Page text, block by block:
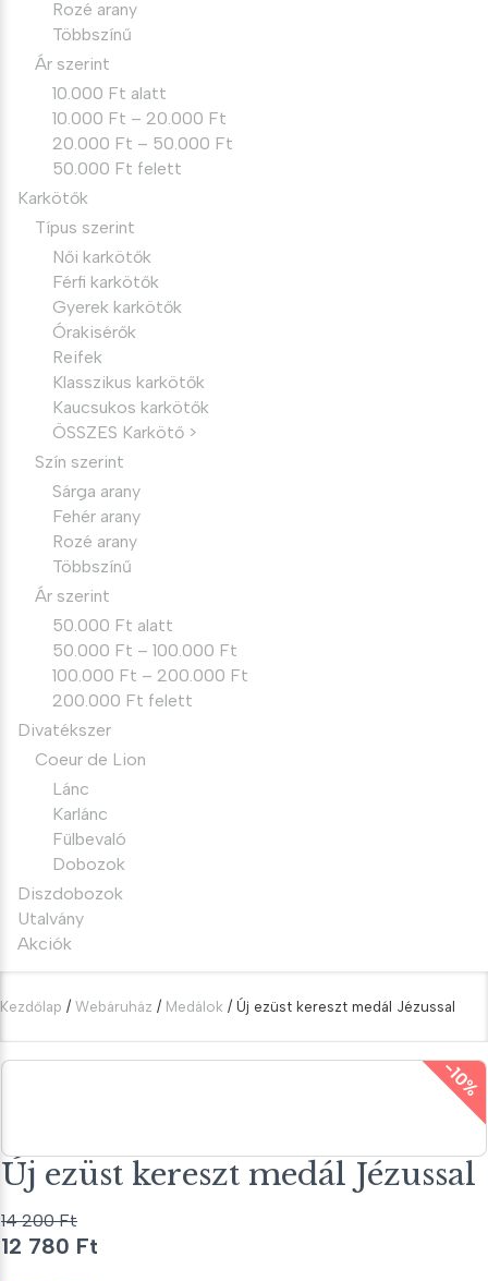
Rozé arany
Többszínű
Ár szerint
10.000 Ft alatt
10.000 Ft – 20.000 Ft
20.000 Ft – 50.000 Ft
50.000 Ft felett
Karkötők
Típus szerint
Női karkötők
Férfi karkötők
Gyerek karkötők
Órakisérők
Reifek
Klasszikus karkötők
Kaucsukos karkötők
ÖSSZES Karkötő >
Szín szerint
Sárga arany
Fehér arany
Rozé arany
Többszínű
Ár szerint
50.000 Ft alatt
50.000 Ft – 100.000 Ft
100.000 Ft – 200.000 Ft
200.000 Ft felett
Divatékszer
Coeur de Lion
Lánc
Karlánc
Fülbevaló
Dobozok
Diszdobozok
Utalvány
Akciók
Kezdőlap / Webáruház / Medálok / Új ezüst kereszt medál Jézussal
-10%
Új ezüst kereszt medál Jézussal
14 200Ft
Original
12 780 Ft